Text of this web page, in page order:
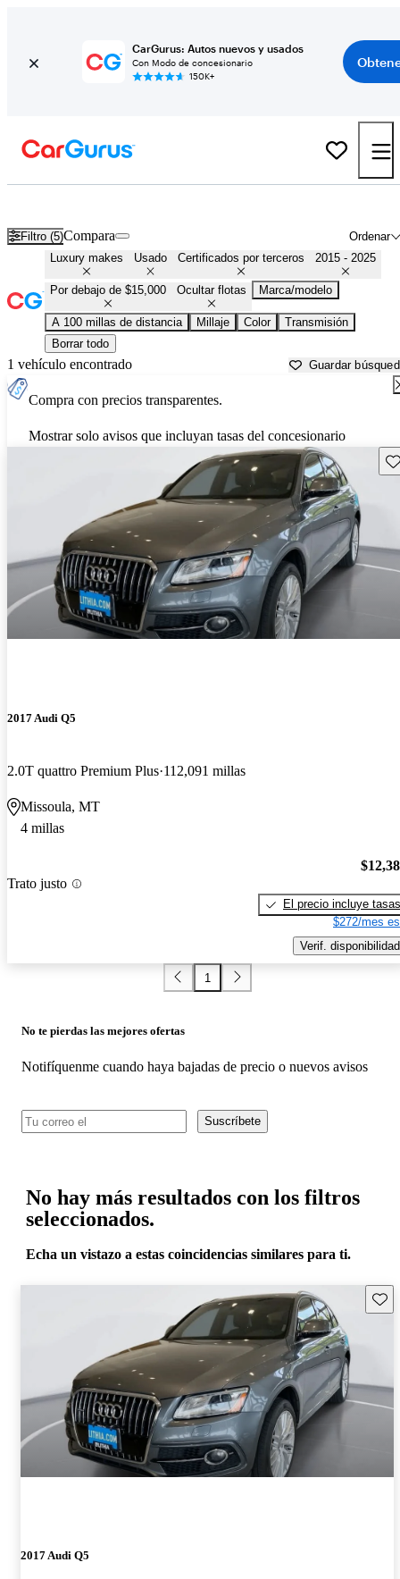
CarGurus: Autos nuevos y usados
Con Modo de concesionario
150K+
Filtro (5) Ordenar
Compara
Luxury makes Usado Certificados por terceros 2015 - 2025
Por debajo de $15,000 Ocultar flotas Marca/modelo
A 100 millas de distancia Millaje Color
Transmisión
Borrar todo
1 vehículo encontrado Guardar
Compra con precios transparentes.
Mostrar solo avisos que incluyan tasas del concesionario
2017 Audi Q5
2.0T quattro Premium Plus 112,091 millas
Missoula, MT
4 millas
Trato justo
El precio incluye tasas
$272/mes
Verif. disponibilidad
1
No te pierdas las mejores ofertas
Notifíquenme cuando haya bajadas de precio o nuevos avisos
Suscríbete
No hay más resultados con los filtros
seleccionados.
Echa un vistazo a estas coincidencias similares para ti.
2017 Audi Q5